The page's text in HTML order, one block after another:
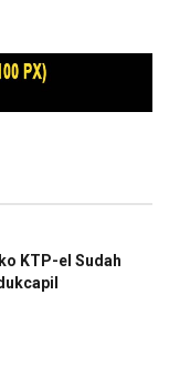
KTP-el Sudah